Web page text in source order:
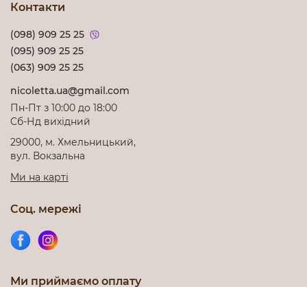
Контакти
(098) 909 25 25
(095) 909 25 25
(063) 909 25 25
nicoletta.ua@gmail.com
Пн-Пт з 10:00 до 18:00
Cб-Нд вихідний
29000, м. Хмельницький,
вул. Вокзальна
Ми на карті
Соц. мережі
Ми приймаємо оплату